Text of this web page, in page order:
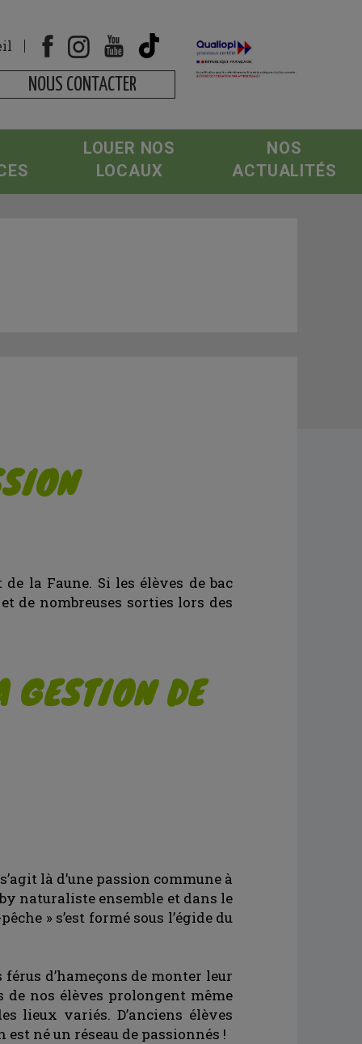
NOUS CONTACTER
LOUER NOS
LOCAUX
NOS
ACTUALITÉS
la Faune. Si les élèves de bac
de nombreuses sorties lors des
GESTION DE
là d’une passion commune à
naturaliste ensemble et dans le
» s’est formé sous l’égide du
d’hameçons de monter leur
de nos élèves prolongent même
lieux variés. D’anciens élèves
né un réseau de passionnés !